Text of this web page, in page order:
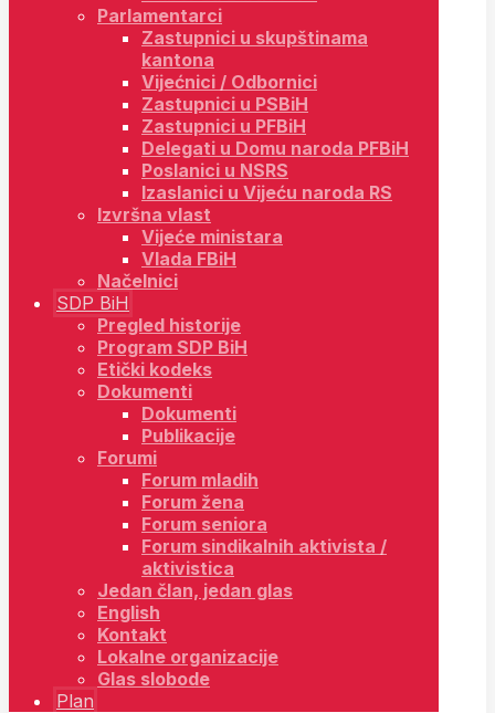
Parlamentarci
Zastupnici u skupštinama
kantona
Vijećnici / Odbornici
Zastupnici u PSBiH
Zastupnici u PFBiH
Delegati u Domu naroda PFBiH
Poslanici u NSRS
Izaslanici u Vijeću naroda RS
Izvršna vlast
Vijeće ministara
Vlada FBiH
Načelnici
SDP BiH
Pregled historije
Program SDP BiH
Etički kodeks
Dokumenti
Dokumenti
Publikacije
Forumi
Forum mladih
Forum žena
Forum seniora
Forum sindikalnih aktivista /
aktivistica
Jedan član, jedan glas
English
Kontakt
Lokalne organizacije
Glas slobode
Plan